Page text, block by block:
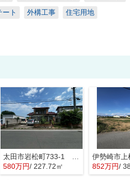
ート 外構工事 住宅用地
580万円/ 227.72㎡ 852万円/